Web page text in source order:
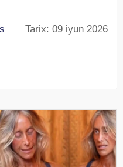
Tarix: 09 iyun 2026